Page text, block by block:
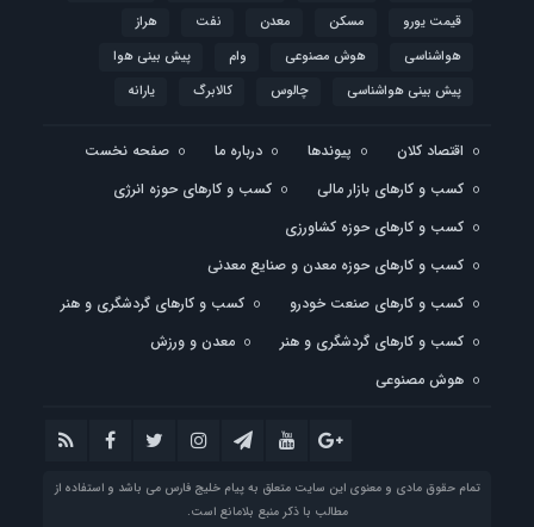
قیمت یورو
مسکن معدن نفت
هراز
هواشناسی
هوش مصنوعی وام
پیش بینی هوا
پیش بینی هواشناسی
چالوس کالابرگ یارانه
اقتصاد کلان پیوندها درباره ما
صفحه نخست
کسب و کارهای بازار مالی
کسب و کارهای حوزه انرژی
کسب و کارهای حوزه کشاورزی
کسب و کارهای حوزه معدن و صنایع معدنی
کسب و کارهای صنعت خودرو
کسب و کارهای گردشگری و هنر
کسب و کارهای گردشگری و هنر
معدن و ورزش
هوش مصنوعی
تمام حقوق مادی و معنوی این سایت متعلق به پیام خلیج فارس می باشد و استفاده از
مطالب با ذکر منبع بلامانع است.